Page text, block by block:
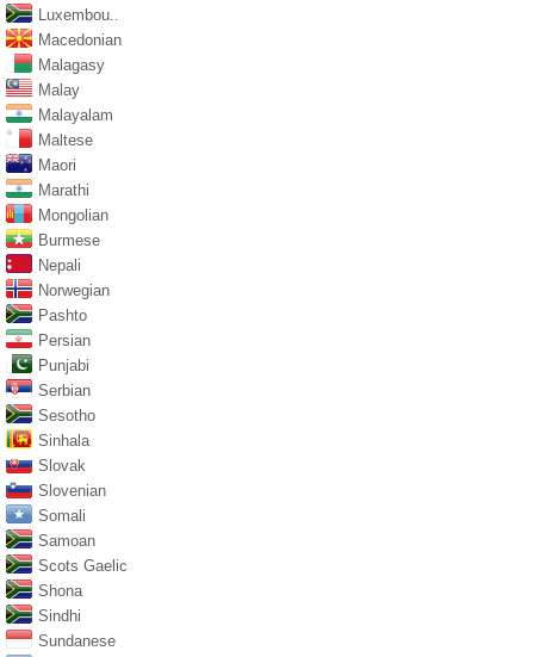
Luxembou..
Macedonian
Malagasy
Malay
Malayalam
Maltese
Maori
Marathi
Mongolian
Burmese
Nepali
Norwegian
Pashto
Persian
Punjabi
Serbian
Sesotho
Sinhala
Slovak
Slovenian
Somali
Samoan
Scots Gaelic
Shona
Sindhi
Sundanese